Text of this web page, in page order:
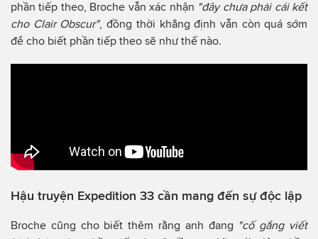
phần tiếp theo, Broche vẫn xác nhận "đây chưa phải cái kết
cho Clair Obscur", đồng thời khẳng định vẫn còn quá sớm
để cho biết phần tiếp theo sẽ như thế nào.
Hậu truyện Expedition 33 cần mang đến sự độc lập
Broche cũng cho biết thêm rằng anh đang "cố gắng viết